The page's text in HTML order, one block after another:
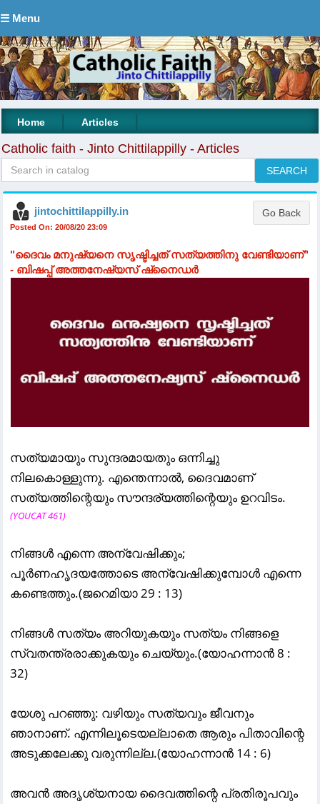
☰ Menu
Home Articles
Catholic faith - Jinto Chittilappilly - Articles
jintochittilappilly.in
Posted On: 20/08/20 23:09
"ദൈവം മനുഷ്യനെ സൃഷ്ടിച്ചത് സത്യത്തിനു വേണ്ടിയാണ്"
- ബിഷപ്പ് അത്തനേഷ്യസ് ഷ്‌നൈഡർ
സത്യമായും സുന്ദരമായതും ഒന്നിച്ചു
നിലകൊള്ളുന്നു. എന്തെന്നാൽ, ദൈവമാണ്
സത്യത്തിന്റെയും സൗന്ദര്യത്തിന്റെയും ഉറവിടം.
(YOUCAT 461)
നിങ്ങള്‍ എന്നെ അന്വേഷിക്കും;
പൂര്‍ണഹൃദയത്തോടെ അന്വേഷിക്കുമ്പോള്‍ എന്നെ
കണ്ടെത്തും.(ജറെമിയാ 29 : 13)
നിങ്ങള്‍ സത്യം അറിയുകയും സത്യം നിങ്ങളെ
സ്വതന്ത്രരാക്കുകയും ചെയ്യും.(യോഹന്നാന്‍ 8 :
32)
യേശു പറഞ്ഞു: വഴിയും സത്യവും ജീവനും
ഞാനാണ്‌. എന്നിലൂടെയല്ലാതെ ആരും പിതാവിന്റെ
അടുക്കലേക്കു വരുന്നില്ല.(യോഹന്നാന്‍ 14 : 6)
അവന്‍ അദൃശ്യനായ ദൈവത്തിന്റെ പ്രതിരൂപവും